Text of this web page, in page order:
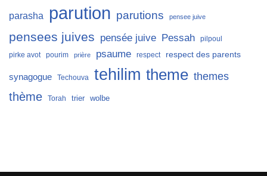
parasha parution parutions pensee juive
pensees juives pensée juive Pessah
pilpoul
pirke avot
pourim prière psaume respect respect des parents
synagogue Techouva tehilim theme themes
thème Torah trier wolbe